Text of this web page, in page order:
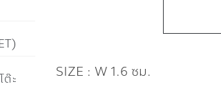
SIZE : W 1.6 ซม.
ะ